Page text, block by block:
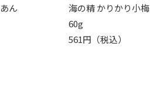
ん
海の精 かりかり小梅
60g
561円（税込）